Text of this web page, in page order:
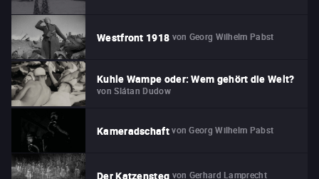
Westfront 1918 von Georg Wilhelm Pabst
Kuhle Wampe oder: Wem gehört die Welt?
von Slátan Dudow
Kameradschaft von Georg Wilhelm Pabst
Der Katzensteg von Gerhard Lamprecht